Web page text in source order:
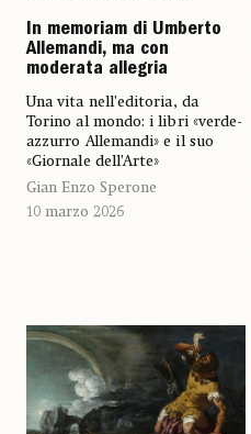
In memoriam di Umberto
Allemandi, ma con
moderata allegria
Una vita nell’editoria, da
Torino al mondo: i libri «verde-
azzurro Allemandi» e il suo
«Giornale dell’Arte»
Gian Enzo Sperone
10 marzo 2026